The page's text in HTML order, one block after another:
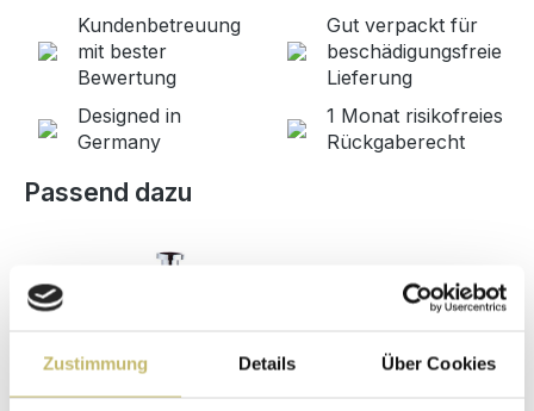
Zustimmung Details Über Cookies
Kundenbetreuung
mit bester
Bewertung
Gut verpackt für
beschädigungsfreie
Lieferung
Designed in
Germany
1 Monat risikofreies
Rückgaberecht
Produktgalerie überspringen
Passend dazu